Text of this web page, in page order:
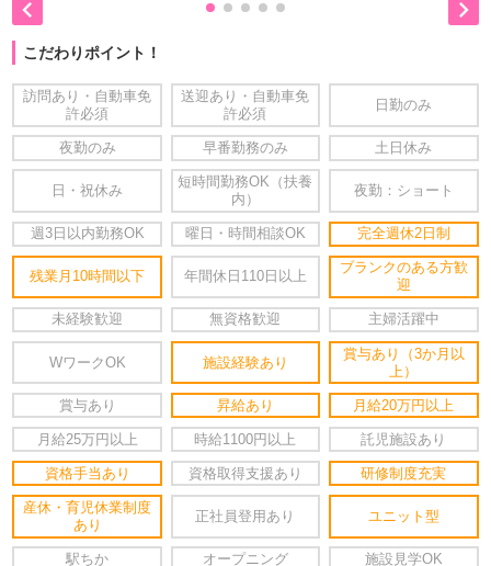
 
こだわりポイント！
訪問あり・自動車免
許必須
送迎あり・自動車免
許必須
日勤のみ
夜勤のみ 早番勤務のみ 土日休み
日・祝休み
短時間勤務OK（扶養
内）
夜勤：ショート
週3日以内勤務OK 曜日・時間相談OK 完全週休2日制
残業月10時間以下 年間休日110日以上
ブランクのある方歓
迎
未経験歓迎 無資格歓迎 主婦活躍中
WワークOK 施設経験あり
賞与あり（3か月以
上）
賞与あり 昇給あり 月給20万円以上
月給25万円以上 時給1100円以上 託児施設あり
資格手当あり 資格取得支援あり 研修制度充実
産休・育児休業制度
あり
正社員登用あり ユニット型
駅ちか オープニング 施設見学OK